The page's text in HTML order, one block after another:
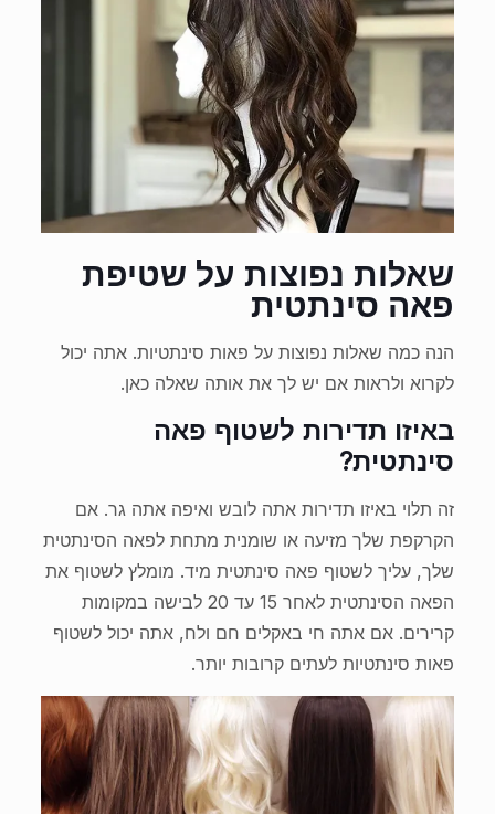
שאלות נפוצות על שטיפת
פאה סינתטית
הנה כמה שאלות נפוצות על פאות סינתטיות. אתה יכול
לקרוא ולראות אם יש לך את אותה שאלה כאן.
באיזו תדירות לשטוף פאה
סינתטית?
זה תלוי באיזו תדירות אתה לובש ואיפה אתה גר. אם
הקרקפת שלך מזיעה או שומנית מתחת לפאה הסינתטית
שלך, עליך לשטוף פאה סינתטית מיד. מומלץ לשטוף את
הפאה הסינתטית לאחר 15 עד 20 לבישה במקומות
קרירים. אם אתה חי באקלים חם ולח, אתה יכול לשטוף
פאות סינתטיות לעתים קרובות יותר.